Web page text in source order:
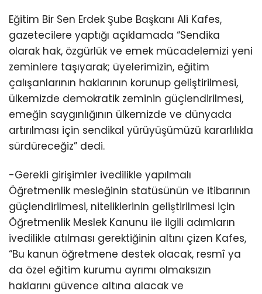
Eğitim Bir Sen Erdek Şube Başkanı Ali Kafes,
gazetecilere yaptığı açıklamada “Sendika
olarak hak, özgürlük ve emek mücadelemizi yeni
zeminlere taşıyarak; üyelerimizin, eğitim
çalışanlarının haklarının korunup geliştirilmesi,
ülkemizde demokratik zeminin güçlendirilmesi,
emeğin saygınlığının ülkemizde ve dünyada
artırılması için sendikal yürüyüşümüzü kararlılıkla
sürdüreceğiz” dedi.
-Gerekli girişimler ivedilikle yapılmalı
Öğretmenlik mesleğinin statüsünün ve itibarının
güçlendirilmesi, niteliklerinin geliştirilmesi için
Öğretmenlik Meslek Kanunu ile ilgili adımların
ivedilikle atılması gerektiğinin altını çizen Kafes,
“Bu kanun öğretmene destek olacak, resmî ya
da özel eğitim kurumu ayrımı olmaksızın
haklarını güvence altına alacak ve